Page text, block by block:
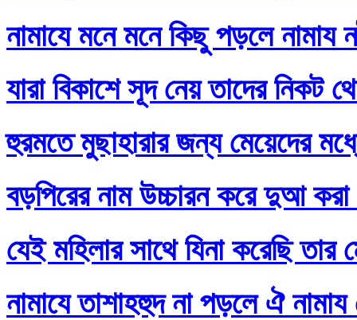
নামাযে মনে মনে কিছু পড়লে নামায
যারা বিকাশে সূদ নেয় তাদের নিকট
হুরমতে মুছাহারার জন্য মেয়েদের
বড়পিরের নাম উচ্চারন করে দুআ করা
যেই মহিলার সাথে যিনা করেছি তার
নামাযে তাশাহহুদ না পড়লে ঐ